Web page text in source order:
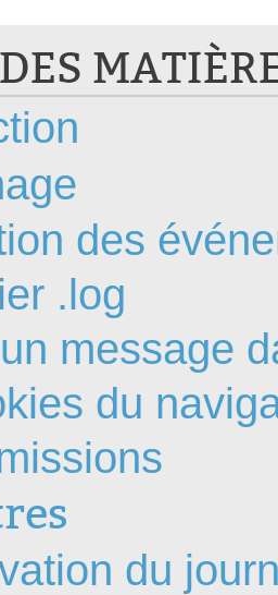
Collaboration
Comment nous
courriel smtp
Entra
Équipes non TI
Foire aux
des
.log
message
du
du